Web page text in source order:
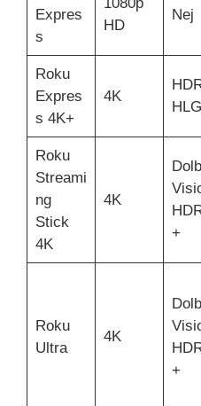
Expres
s
HD
Nej
Roku
Expres
s 4K+
4K
HLG
Roku
Streami
ng
Stick
4K
4K
+
Roku
Ultra
4K
+